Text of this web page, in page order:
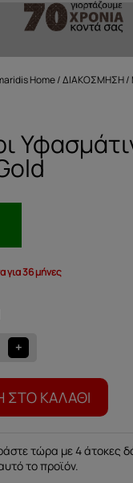
Home/ΔΙΑΚΟΣΜΗΣΗ/
για 36 μήνες
+
ΚΑΛΆΘΙ
τώρα με 4 άτοκες
το προϊόν.